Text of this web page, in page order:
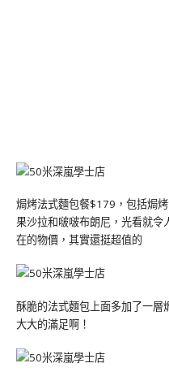
焗烤法式麵包餐$179，包括焗
果沙拉和啵啵布朗尼，光看就
在的物價，其實還挺超值的
酥脆的法式麵包上面多加了一
大大的滿足啊！